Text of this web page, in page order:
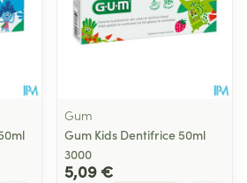
Gum
Gum Kids Dentifrice 50ml
3000
5,09 €